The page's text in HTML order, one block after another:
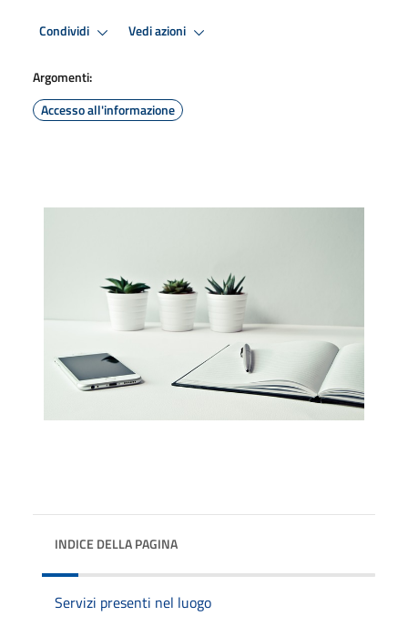
Condividi Vedi azioni
Argomenti:
Accesso all'informazione
INDICE DELLA PAGINA
Servizi presenti nel luogo